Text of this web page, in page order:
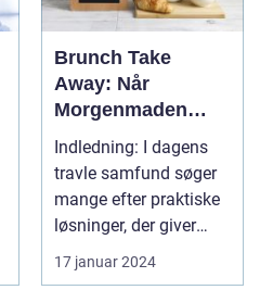
Brunch Take
Away: Når
Morgenmaden
Bliver Mobil
Indledning: I dagens
travle samfund søger
mange efter praktiske
løsninger, der giver
dem mulighed fo...
17 januar 2024